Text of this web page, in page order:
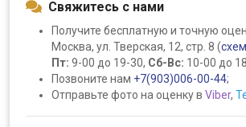
Свяжитесь с нами
Получите бесплатную и точную
Москва, ул. Тверская, 12, стр. 8 (
Пт: 9-00 до 19-30, Сб-Вс: 10-00 до
Позвоните нам +7(903)006-00-44;
Отправьте фото на оценку в Viber,